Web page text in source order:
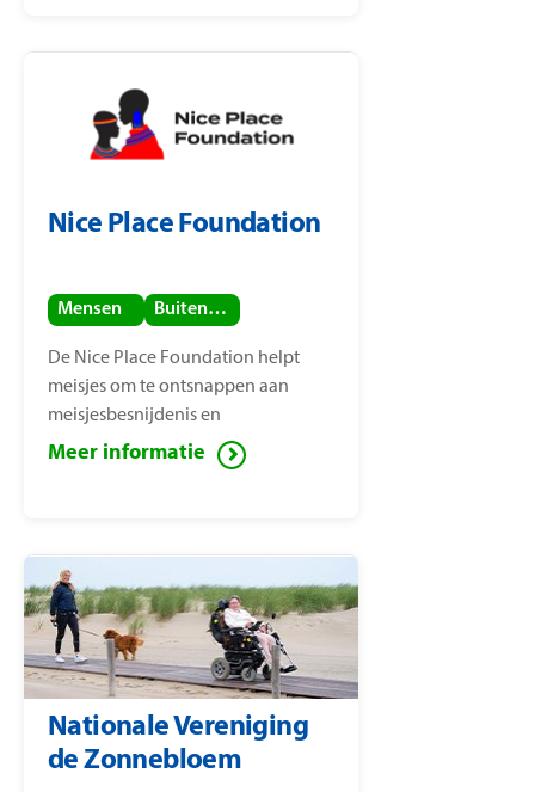
Nice Place Foundation
Mensen Buitenland
De Nice Place Foundation helpt
meisjes om te ontsnappen aan
meisjesbesnijdenis en
kindhuwelijken. De stichting is
Meer informatie
Nationale Vereniging
de Zonnebloem